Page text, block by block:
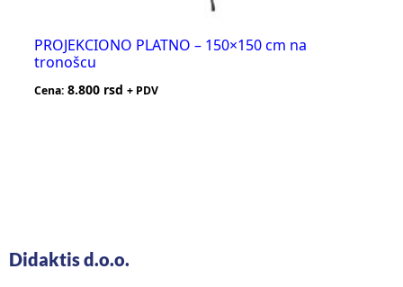
PROJEKCIONO PLATNO – 150×150 cm na
tronošcu
Cena: 8.800 rsd + PDV
Didaktis d.o.o.